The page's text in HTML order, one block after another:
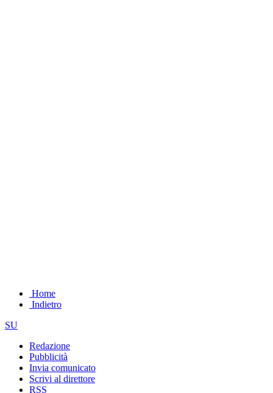
Home
Indietro
SU
Redazione
Pubblicità
Invia comunicato
Scrivi al direttore
RSS